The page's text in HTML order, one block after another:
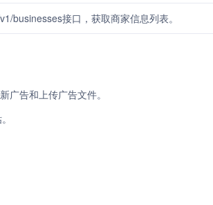
businesses接口，获取商家信息列表。
广告和上传广告文件。